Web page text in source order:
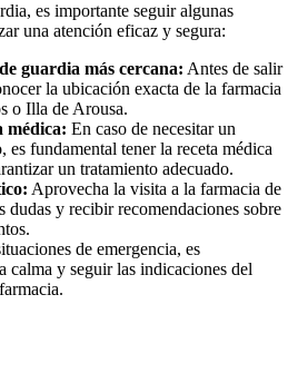
es importante seguir algunas
una atención eficaz y segura:
guardia más cercana: Antes de salir
la ubicación exacta de la farmacia
o Illa de Arousa.
médica: En caso de necesitar un
es fundamental tener la receta médica
un tratamiento adecuado.
Aprovecha la visita a la farmacia de
dudas y recibir recomendaciones sobre
de emergencia, es
calma y seguir las indicaciones del